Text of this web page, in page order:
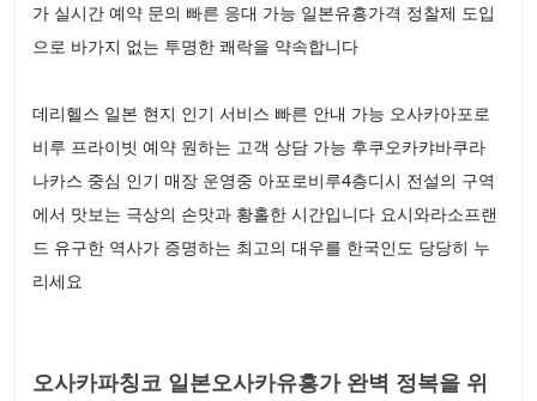
가 실시간 예약 문의 빠른 응대 가능 일본유흥가격 정찰제 도입
으로 바가지 없는 투명한 쾌락을 약속합니다
데리헬스 일본 현지 인기 서비스 빠른 안내 가능 오사카아포로
비루 프라이빗 예약 원하는 고객 상담 가능 후쿠오카캬바쿠라
나카스 중심 인기 매장 운영중 아포로비루4층디시 전설의 구역
에서 맛보는 극상의 손맛과 황홀한 시간입니다 요시와라소프랜
드 유구한 역사가 증명하는 최고의 대우를 한국인도 당당히 누
리세요
오사카파칭코 일본오사카유흥가 완벽 정복을 위